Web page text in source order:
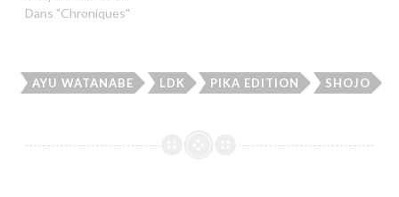
Dans "Chroniques"
AYU WATANABE LDK PIKA EDITION SHOJO